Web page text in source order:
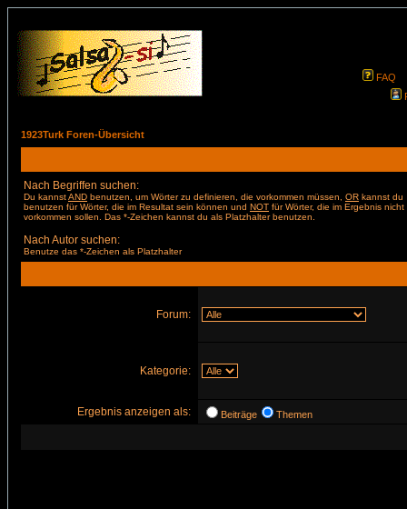
FAQ
1923Turk Foren-Übersicht
Nach Begriffen suchen:
Du kannstAND benutzen, um Wörter zu definieren, die vorkommen müssen, OR kannst du
benutzen für Wörter, die im Resultat sein können und NOT für Wörter, die im Ergebnis nicht
vorkommen sollen. Das *-Zeichen kannst du als Platzhalter benutzen.
Nach Autor suchen:
Benutze das *-Zeichen als Platzhalter
Forum:
Kategorie:
Ergebnis anzeigen als: Beiträge Themen